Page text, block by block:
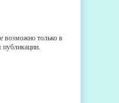
возможно только в
публикации.